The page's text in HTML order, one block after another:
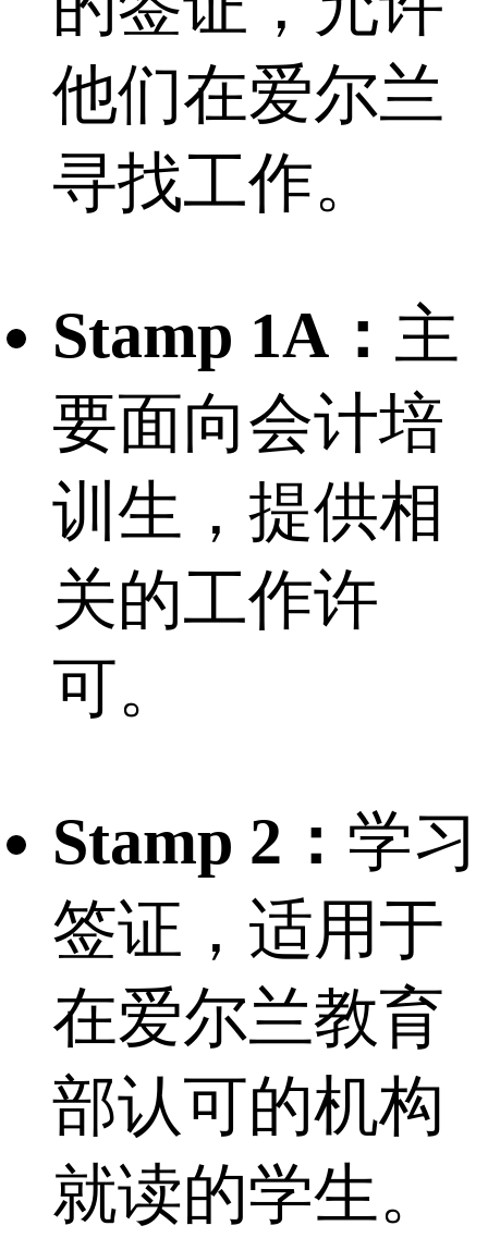
他们在爱尔兰
寻找工作。
Stamp 1A： 主
要面向会计培
训生，提供相
关的工作许
可。
Stamp 2： 学习
签证，适用于
在爱尔兰教育
部认可的机构
就读的学生。